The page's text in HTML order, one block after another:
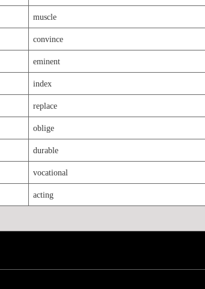
muscle
convince
eminent
index
replace
oblige
durable
vocational
acting